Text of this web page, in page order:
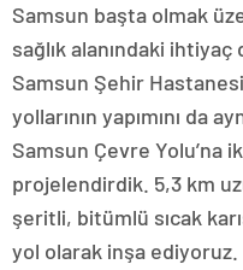
Samsun başta olmak
sağlık alanındaki ihtiyaç
Samsun Şehir
yollarının yapımını da
Samsun Çevre Yolu’na
projelendirdik. 5,3 km
şeritli, bitümlü sıcak
yol olarak inşa